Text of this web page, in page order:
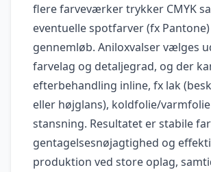
flere farveværker trykker CMYK
eventuelle spotfarver (fx
gennemløb. Aniloxvalser vælges
farvelag og detaljegrad, og der
efterbehandling inline, fx lak
eller højglans), koldfolie/
stansning. Resultatet er stabile
gentagelsesnøjagtighed og
produktion ved store oplag,